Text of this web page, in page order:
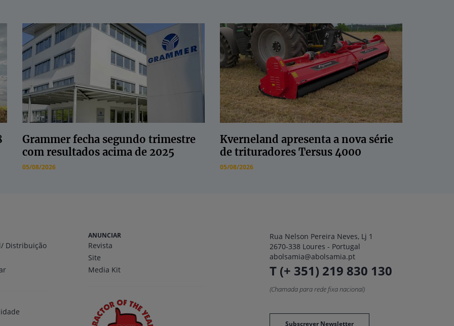
Grammer fecha segundo trimestre
com resultados acima de 2025
05/08/2026
Kverneland apresenta a nova série
de trituradores Tersus 4000
05/08/2026
/ Distribuição
ANUNCIAR
Revista
Site
Media Kit
Rua Nelson Pereira Neves, Lj 1
2670-338 Loures - Portugal
abolsamia@abolsamia.pt
T (+ 351) 219 830 130
(Chamada para rede fixa nacional)
Subscrever Newsletter